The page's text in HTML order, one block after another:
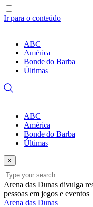
Ir para o conteúdo
ABC
América
Bonde do Barba
Últimas
ABC
América
Bonde do Barba
Últimas
×
Arena das Dunas divulga
pessoas em jogos e eventos
Arena das Dunas